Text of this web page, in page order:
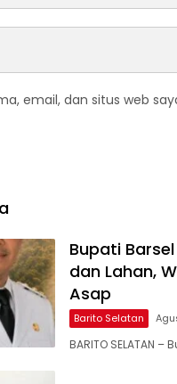
email, dan situs web
Bupati
dan Lahan,
Asap
Barito Selatan
BARITO SELATAN –